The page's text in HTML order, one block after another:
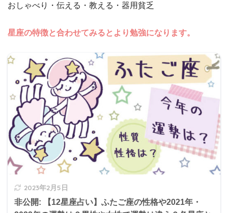
おしゃべり・伝える・教える・器用貧乏
星座の特徴と合わせてみるとより勉強になります。
2023年2月5日
非公開: 【12星座占い】ふたご座の性格や2021年・